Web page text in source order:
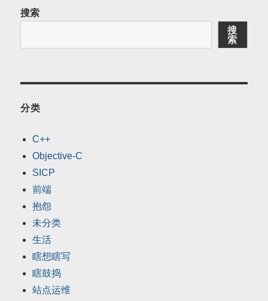
搜索
搜
索
分类
C++
Objective-C
SICP
前端
抱怨
未分类
生活
瞎想瞎写
瞎鼓捣
站点运维